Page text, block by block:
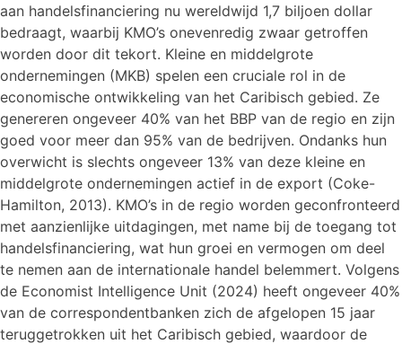
aan handelsfinanciering nu wereldwijd 1,7 biljoen dollar
bedraagt, waarbij KMO’s onevenredig zwaar getroffen
worden door dit tekort. Kleine en middelgrote
ondernemingen (MKB) spelen een cruciale rol in de
economische ontwikkeling van het Caribisch gebied. Ze
genereren ongeveer 40% van het BBP van de regio en zijn
goed voor meer dan 95% van de bedrijven. Ondanks hun
overwicht is slechts ongeveer 13% van deze kleine en
middelgrote ondernemingen actief in de export (Coke-
Hamilton, 2013). KMO’s in de regio worden geconfronteerd
met aanzienlijke uitdagingen, met name bij de toegang tot
handelsfinanciering, wat hun groei en vermogen om deel
te nemen aan de internationale handel belemmert. Volgens
de Economist Intelligence Unit (2024) heeft ongeveer 40%
van de correspondentbanken zich de afgelopen 15 jaar
teruggetrokken uit het Caribisch gebied, waardoor de